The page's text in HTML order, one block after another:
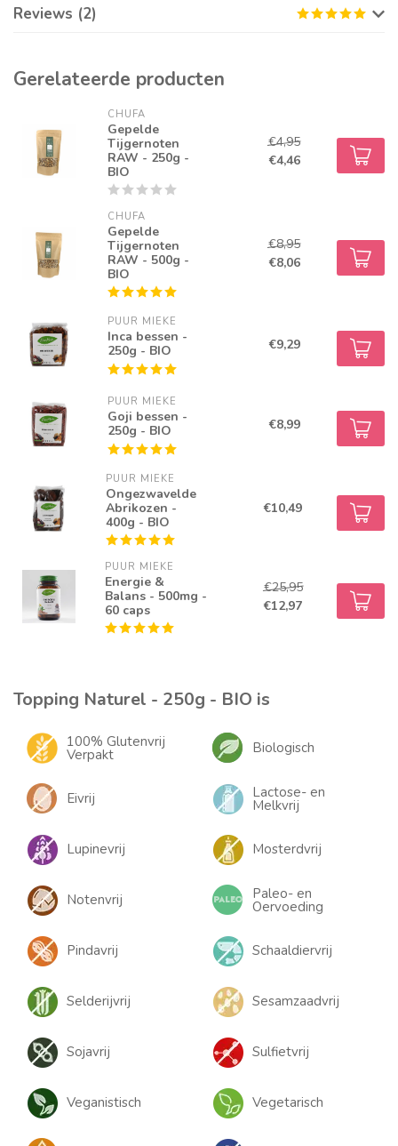
Reviews (2)
Gerelateerde producten
CHUFA
Gepelde
Tijgernoten
RAW - 250g -
BIO
€4,95
€4,46
CHUFA
Gepelde
Tijgernoten
RAW - 500g -
BIO
€8,95
€8,06
PUUR MIEKE
Inca bessen -
250g - BIO
€9,29
PUUR MIEKE
Goji bessen -
250g - BIO
€8,99
PUUR MIEKE
Ongezwavelde
Abrikozen -
400g - BIO
€10,49
PUUR MIEKE
Energie &
Balans - 500mg -
60 caps
€25,95
€12,97
Topping Naturel - 250g - BIO is
100% Glutenvrij
Verpakt Biologisch
Eivrij Lactose- en
Melkvrij
Lupinevrij Mosterdvrij
Notenvrij Paleo- en
Oervoeding
Pindavrij Schaaldiervrij
Selderijvrij Sesamzaadvrij
Sojavrij Sulfietvrij
Veganistisch Vegetarisch